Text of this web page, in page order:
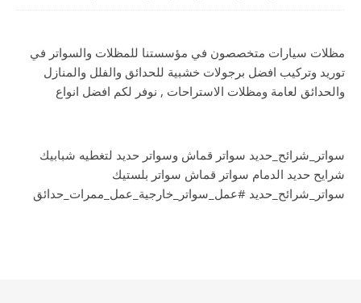
مظلات سيارات متخصصون في مؤسستنا للمظلات والسواتر في
توريد وتركيب افضل برجولات خشبية للحدائق والفلل والمنازل
والحدائق لعامة ومظلات الاستراحات , نوفر لكم افضل انواع
سواتر_شرائح_حديد سواتر قماش وسواتر حديد لتغطيه شبابيك
شرايح حديد الدمام سواتر قماش سواتر بلستيك
سواتر_شرائح_حديد #عمل_سواتر_خارجية_عمل_ممرات_حدائق